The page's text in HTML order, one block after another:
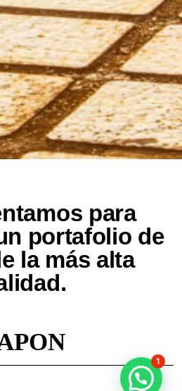
para
portafolio de
la más alta
1